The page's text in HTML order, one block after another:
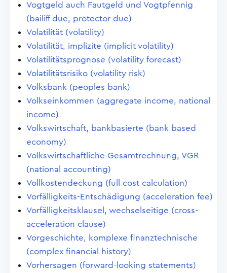
Vogtgeld auch Fautgeld und Vogtpfennig
(bailiff due, protector due)
Volatilität (volatility)
Volatilität, implizite (implicit volatility)
Volatilitätsprognose (volatility forecast)
Volatilitätsrisiko (volatility risk)
Volksbank (peoples bank)
Volkseinkommen (aggregate income, national
income)
Volkswirtschaft, bankbasierte (bank based
economy)
Volkswirtschaftliche Gesamtrechnung, VGR
(national accounting)
Vollkostendeckung (full cost calculation)
Vorfälligkeits-Entschädigung (acceleration fee)
Vorfälligkeitsklausel, wechselseitige (cross-
acceleration clause)
Vorgeschichte, komplexe finanztechnische
(complex financial history)
Vorhersagen (forward-looking statements)